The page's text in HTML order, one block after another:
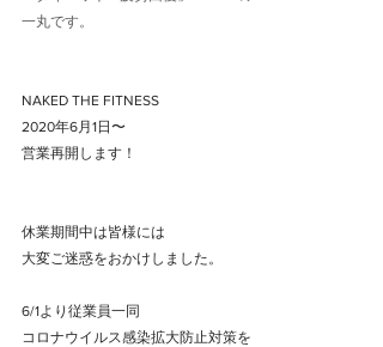
一丸です。
NAKED THE FITNESS﻿
2020年6月1日〜﻿
営業再開します！﻿
休業期間中は皆様には﻿
大変ご迷惑をおかけしました。﻿
6/1より従業員一同﻿
コロナウイルス感染拡大防止対策を﻿